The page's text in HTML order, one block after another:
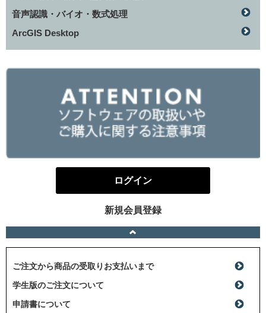
音声認識・バイオ・数式処理
ArcGIS Desktop
ログイン
新規会員登録
ご注文から商品の受取りお支払いまで
学生版のご注文について
申請書について